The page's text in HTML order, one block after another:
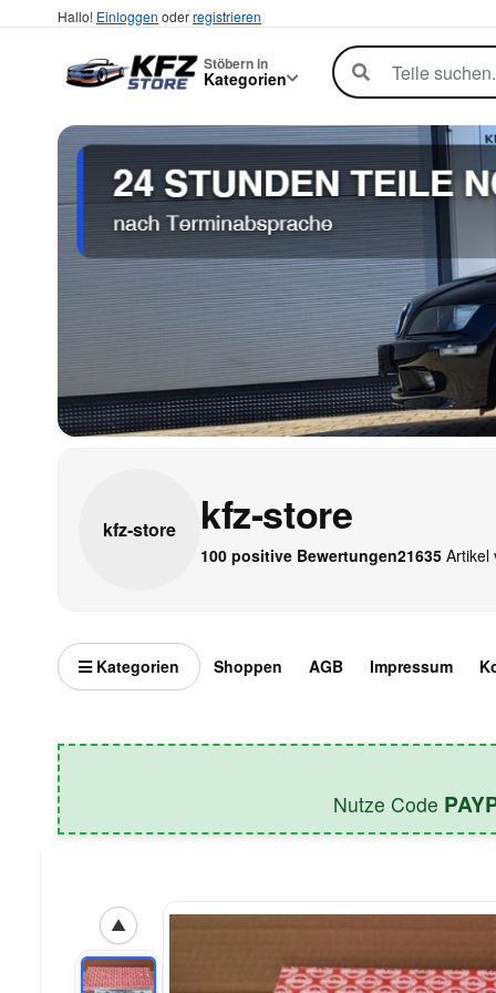
Hallo! Einloggen oderregistrieren
Stöbern in
Kategorien
kfz-store kfz-store
100 positive Bewertungen21635 Artikel
Kategorien Shoppen AGB Impressum
Nutze Code
▲